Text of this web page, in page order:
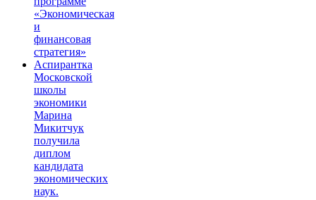
«Экономическая
и
финансовая
стратегия»
Аспирантка
Московской
школы
экономики
Марина
Микитчук
получила
диплом
кандидата
экономических
наук.